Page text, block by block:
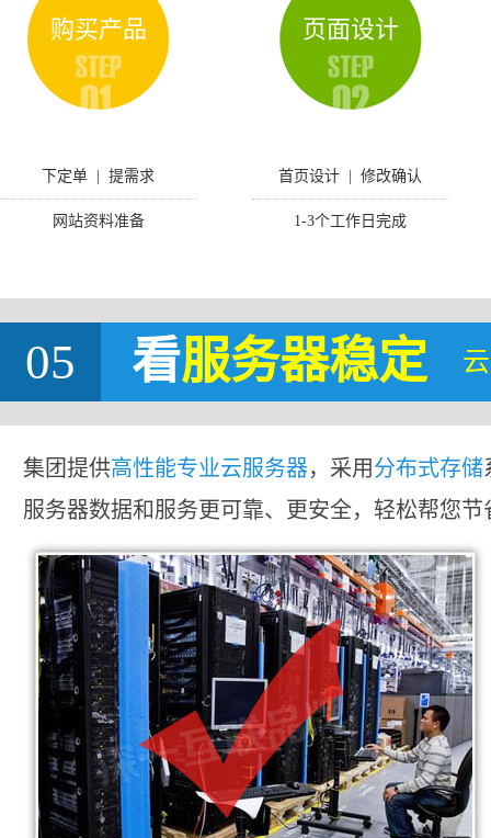
购买产品
下定单 | 提需求
网站资料准备
页面设计
首页设计 | 修改确认
1-3个工作日完成
05 看服务器稳定
集团提供高性能专业云服务器，采用分布式存储
服务器数据和服务更可靠、更安全，轻松帮您节